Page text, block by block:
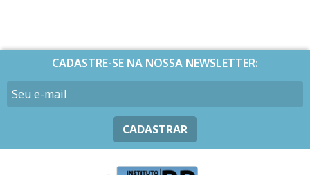
CADASTRE-SE NA NOSSA NEWSLETTER:
CADASTRAR